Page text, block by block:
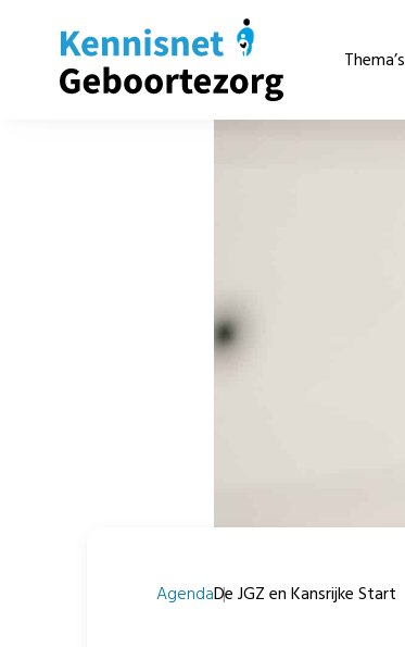
Thema’s
AgendaDe JGZ en Kansrijke Start